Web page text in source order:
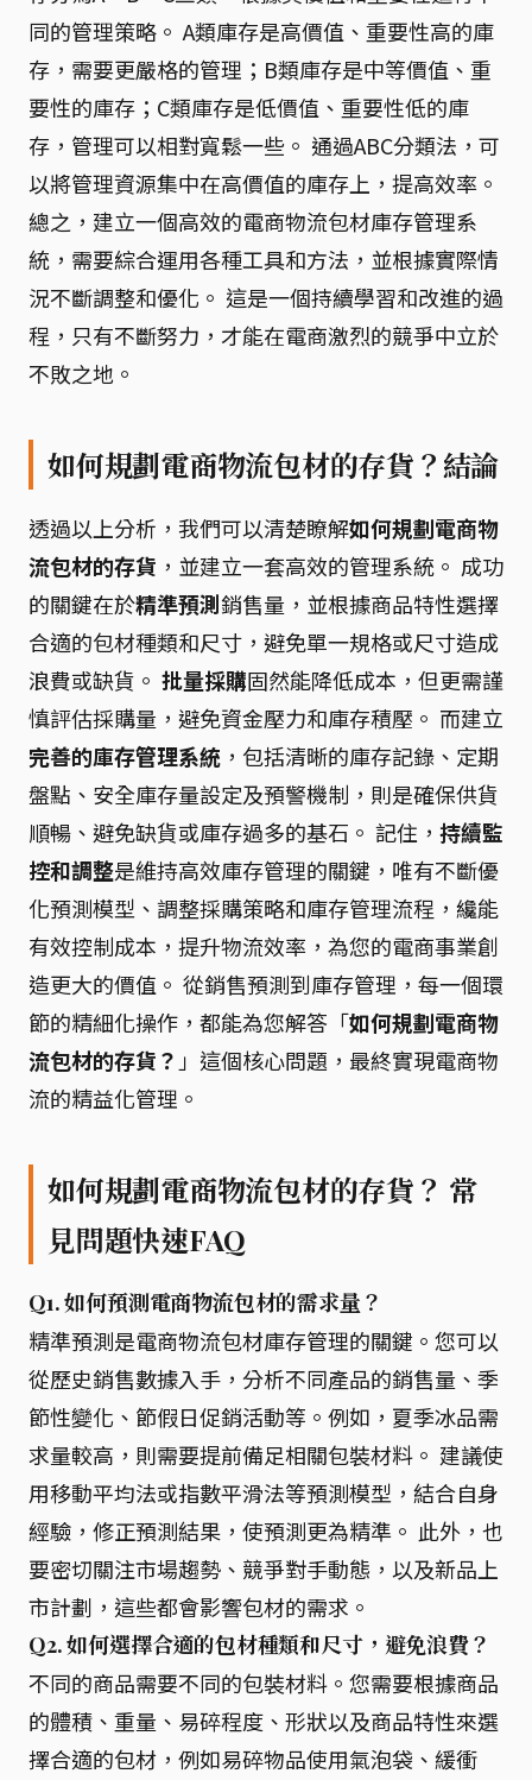
同的管理策略。 A類庫存是高價值、重要性高的庫
存，需要更嚴格的管理；B類庫存是中等價值、重
要性的庫存；C類庫存是低價值、重要性低的庫
存，管理可以相對寬鬆一些。 通過ABC分類法，可
以將管理資源集中在高價值的庫存上，提高效率。
總之，建立一個高效的電商物流包材庫存管理系
統，需要綜合運用各種工具和方法，並根據實際情
況不斷調整和優化。 這是一個持續學習和改進的過
程，只有不斷努力，才能在電商激烈的競爭中立於
不敗之地。
如何規劃電商物流包材的存貨？結論
透過以上分析，我們可以清楚瞭解如何規劃電商物
流包材的存貨 ，並建立一套高效的管理系統。 成功
的關鍵在於精準預測銷售量，並根據商品特性選擇
合適的包材種類和尺寸，避免單一規格或尺寸造成
浪費或缺貨。 批量採購固然能降低成本，但更需謹
慎評估採購量，避免資金壓力和庫存積壓。 而建立
完善的庫存管理系統 ，包括清晰的庫存記錄、定期
盤點、安全庫存量設定及預警機制，則是確保供貨
順暢、避免缺貨或庫存過多的基石。 記住， 持續監
控和調整是維持高效庫存管理的關鍵，唯有不斷優
化預測模型、調整採購策略和庫存管理流程，纔能
有效控制成本，提升物流效率，為您的電商事業創
造更大的價值。 從銷售預測到庫存管理，每一個環
節的精細化操作，都能為您解答「如何規劃電商物
流包材的存貨？ 」這個核心問題，最終實現電商物
流的精益化管理。
如何規劃電商物流包材的存貨？ 常
見問題快速FAQ
Q1. 如何預測電商物流包材的需求量？
精準預測是電商物流包材庫存管理的關鍵。您可以
從歷史銷售數據入手，分析不同產品的銷售量、季
節性變化、節假日促銷活動等。例如，夏季冰品需
求量較高，則需要提前備足相關包裝材料。 建議使
用移動平均法或指數平滑法等預測模型，結合自身
經驗，修正預測結果，使預測更為精準。 此外，也
要密切關注市場趨勢、競爭對手動態，以及新品上
市計劃，這些都會影響包材的需求。
Q2. 如何選擇合適的包材種類和尺寸，避免浪費？
不同的商品需要不同的包裝材料。您需要根據商品
的體積、重量、易碎程度、形狀以及商品特性來選
擇合適的包材，例如易碎物品使用氣泡袋、緩衝